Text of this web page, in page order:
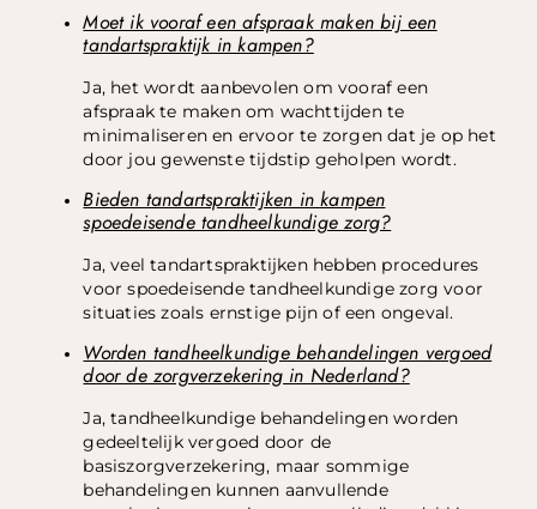
Moet ik vooraf een afspraak maken bij een
tandartspraktijk in kampen?
Ja, het wordt aanbevolen om vooraf een
afspraak te maken om wachttijden te
minimaliseren en ervoor te zorgen dat je op het
door jou gewenste tijdstip geholpen wordt.
Bieden tandartspraktijken in kampen
spoedeisende tandheelkundige zorg?
Ja, veel tandartspraktijken hebben procedures
voor spoedeisende tandheelkundige zorg voor
situaties zoals ernstige pijn of een ongeval.
Worden tandheelkundige behandelingen vergoed
door de zorgverzekering in Nederland?
Ja, tandheelkundige behandelingen worden
gedeeltelijk vergoed door de
basiszorgverzekering, maar sommige
behandelingen kunnen aanvullende